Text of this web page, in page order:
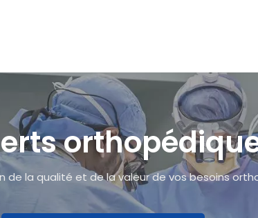
de la qualité et de la valeur de vos besoins